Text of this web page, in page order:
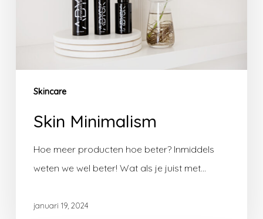
Skincare
Skin Minimalism
Hoe meer producten hoe beter? Inmiddels
weten we wel beter! Wat als je juist met…
januari 19, 2024